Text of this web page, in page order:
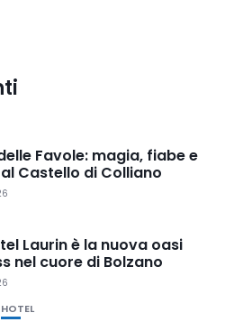
Favole: magia, fiabe e
Castello di Colliano
Laurin è la nuova oasi
nel cuore di Bolzano
HOTEL